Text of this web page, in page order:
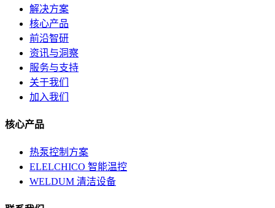
解决方案
核心产品
前沿智研
资讯与洞察
服务与支持
关于我们
加入我们
核心产品
热泵控制方案
ELELCHICO 智能温控
WELDUM 清洁设备